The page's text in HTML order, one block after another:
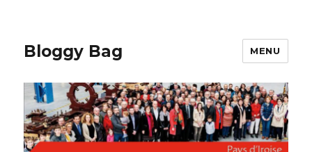
Bloggy Bag MENU